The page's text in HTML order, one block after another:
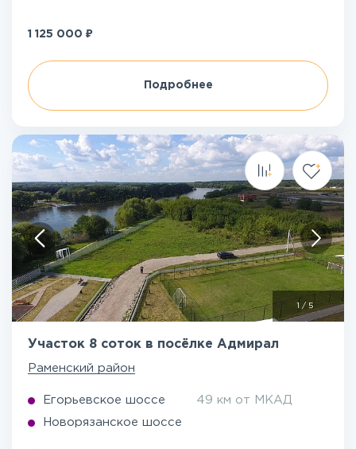
1 125 000 ₽
Подробнее
/ 5
Участок 8 соток в посёлке Адмирал
Раменский район
Егорьевское шоссе 49 км от МКАД
Новорязанское шоссе